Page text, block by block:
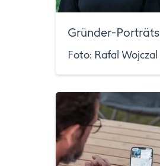
Gründer-Porträts
Foto: Rafal Wojczal